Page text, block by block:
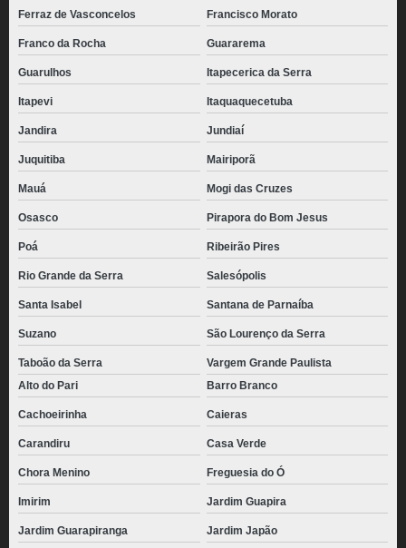
Ferraz de Vasconcelos Francisco Morato
Franco da Rocha Guararema
Guarulhos Itapecerica da Serra
Itapevi Itaquaquecetuba
Jandira Jundiaí
Juquitiba Mairiporã
Mauá Mogi das Cruzes
Osasco Pirapora do Bom Jesus
Poá Ribeirão Pires
Rio Grande da Serra Salesópolis
Santa Isabel Santana de Parnaíba
Suzano São Lourenço da Serra
Taboão da Serra
Vargem Grande Paulista
Alto do Pari
Barro Branco
Cachoeirinha Caieras
Carandiru Casa Verde
Chora Menino Freguesia do Ó
Imirim Jardim Guapira
Jardim Guarapiranga Jardim Japão